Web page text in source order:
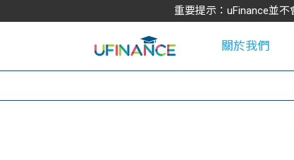
重要提示：uFinance並
關於我們